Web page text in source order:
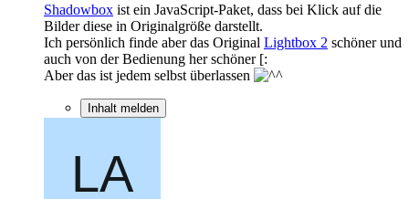
Shadowbox ist ein JavaScript-Paket, dass bei Klick auf die
Bilder diese in Originalgröße darstellt.
Ich persönlich finde aber das Original Lightbox 2 schöner und
auch von der Bedienung her schöner [:
Aber das ist jedem selbst überlassen
Inhalt melden